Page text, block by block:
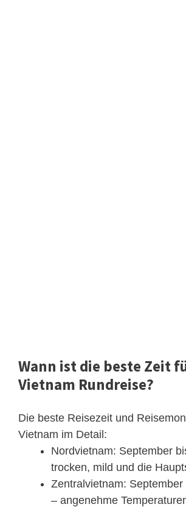
Wann ist die beste Zeit
Vietnam Rundreise?
Die beste Reisezeit und
Vietnam im Detail:
Nordvietnam: September
trocken, mild und die
Zentralvietnam:
– angenehme